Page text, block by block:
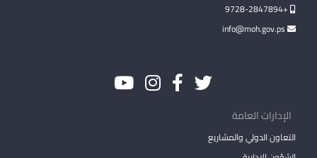
+9728-2847894
الإدارات العامة
التعاون الدولي والمشاريع